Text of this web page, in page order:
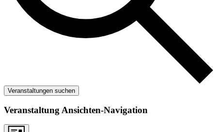
Veranstaltungen suchen
Veranstaltung Ansichten-Navigation